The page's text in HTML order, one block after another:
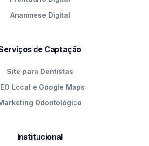
Anamnese Digital
de Captação
Site para Dentistas
Local e Google Maps
Odontológico
Institucional